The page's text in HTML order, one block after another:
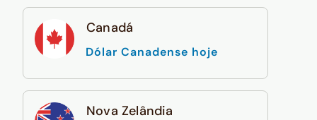
Canadá
Dólar Canadense hoje
Nova Zelândia